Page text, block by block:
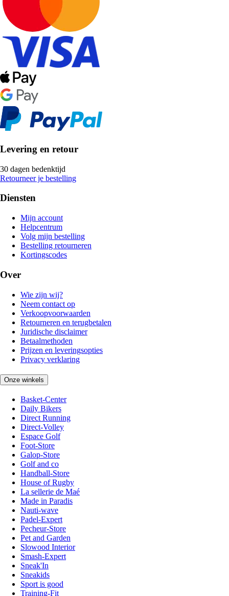
Levering en retour
30 dagen bedenktijd
Retourneer je bestelling
Diensten
Mijn account
Helpcentrum
Volg mijn bestelling
Bestelling retourneren
Kortingscodes
Over
Wie zijn wij?
Neem contact op
Verkoopvoorwaarden
Retourneren en terugbetalen
Juridische disclaimer
Betaalmethoden
Prijzen en leveringsopties
Privacy verklaring
Onze winkels
Basket-Center
Daily Bikers
Direct Running
Direct-Volley
Espace Golf
Foot-Store
Galop-Store
Golf and co
Handball-Store
House of Rugby
La sellerie de Maé
Made in Paradis
Nauti-wave
Padel-Expert
Pecheur-Store
Pet and Garden
Slowood Interior
Smash-Expert
Sneak'In
Sneakids
Sport is good
Training-Fit